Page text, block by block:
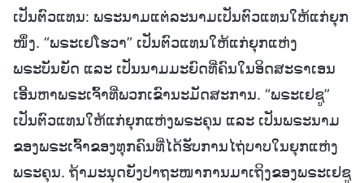
ເປັນຕົວແທນ: ພຣະນາມແຕ່ລະນາມເປັນຕົວແທນໃຫ້ແກ່ຍຸກ
ໜຶ່ງ. “ພຣະເຢໂຮວາ” ເປັນຕົວແທນໃຫ້ແກ່ຍຸກແຫ່ງ
ພຣະບັນຍັດ ແລະ ເປັນນາມມະຍົດທີ່ຄົນໃນອິດສະຣາເອນ
ເອີ້ນຫາພຣະເຈົ້າທີ່ພວກເຂົານະມັດສະການ. “ພຣະເຢຊູ”
ເປັນຕົວແທນໃຫ້ແກ່ຍຸກແຫ່ງພຣະຄຸນ ແລະ ເປັນພຣະນາມ
ຂອງພຣະເຈົ້າຂອງທຸກຄົນທີ່ໄດ້ຮັບການໄຖ່ບາບໃນຍຸກແຫ່ງ
ພຣະຄຸນ. ຖ້າມະນຸດຍັງປາຖະໜາການມາເຖິງຂອງພຣະເຢຊູ